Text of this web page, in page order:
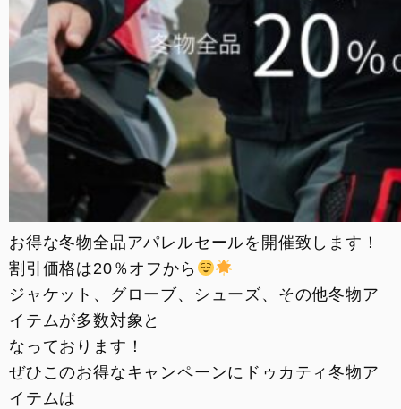
お得な冬物全品アパレルセールを開催致します！
割引価格は20％オフから
ジャケット、グローブ、シューズ、その他冬物ア
イテムが多数対象と
なっております！
ぜひこのお得なキャンペーンにドゥカティ冬物ア
イテムは